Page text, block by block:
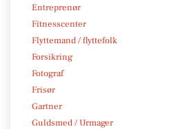
Entreprenør
Fitnesscenter
Flyttemand / flyttefolk
Forsikring
Fotograf
Frisør
Gartner
Guldsmed / Urmager